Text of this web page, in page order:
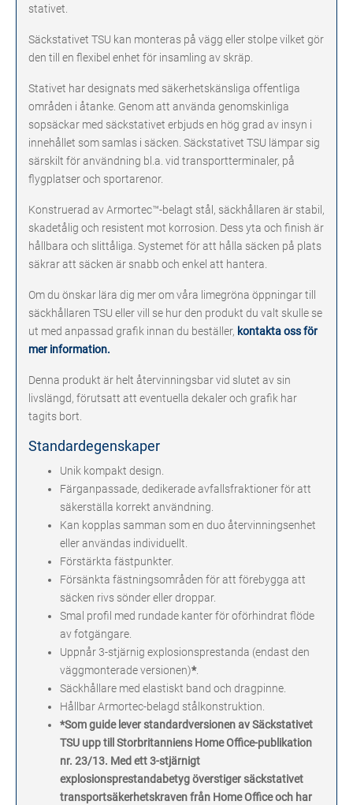
stativet.
Säckstativet TSU kan monteras på vägg eller stolpe vilket gör
den till en flexibel enhet för insamling av skräp.
Stativet har designats med säkerhetskänsliga offentliga
områden i åtanke. Genom att använda genomskinliga
sopsäckar med säckstativet erbjuds en hög grad av insyn i
innehållet som samlas i säcken. Säckstativet TSU lämpar sig
särskilt för användning bl.a. vid transportterminaler, på
flygplatser och sportarenor.
Konstruerad av Armortec™-belagt stål, säckhållaren är stabil,
skadetålig och resistent mot korrosion. Dess yta och finish är
hållbara och slittåliga. Systemet för att hålla säcken på plats
säkrar att säcken är snabb och enkel att hantera.
Om du önskar lära dig mer om våra limegröna öppningar till
säckhållaren TSU eller vill se hur den produkt du valt skulle se
ut med anpassad grafik innan du beställer, kontakta oss för
mer information.
Denna produkt är helt återvinningsbar vid slutet av sin
livslängd, förutsatt att eventuella dekaler och grafik har
tagits bort.
Standardegenskaper
Unik kompakt design.
Färganpassade, dedikerade avfallsfraktioner för att
säkerställa korrekt användning.
Kan kopplas samman som en duo återvinningsenhet
eller användas individuellt.
Förstärkta fästpunkter.
Försänkta fästningsområden för att förebygga att
säcken rivs sönder eller droppar.
Smal profil med rundade kanter för oförhindrat flöde
av fotgängare.
Uppnår 3-stjärnig explosionsprestanda (endast den
väggmonterade versionen)*.
Säckhållare med elastiskt band och dragpinne.
Hållbar Armortec-belagd stålkonstruktion.
*Som guide lever standardversionen av Säckstativet
TSU upp till Storbritanniens Home Office-publikation
nr. 23/13. Med ett 3-stjärnigt
explosionsprestandabetyg överstiger säckstativet
transportsäkerhetskraven från Home Office och har